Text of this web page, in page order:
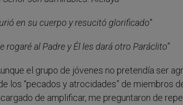
en su cuerpo y resucitó glorificado”
rogaré al Padre y Él les dará otro Paráclito”
el grupo de jóvenes no pretendía ser
los “pecados y atrocidades” de miembros
de amplificar, me preguntaron de